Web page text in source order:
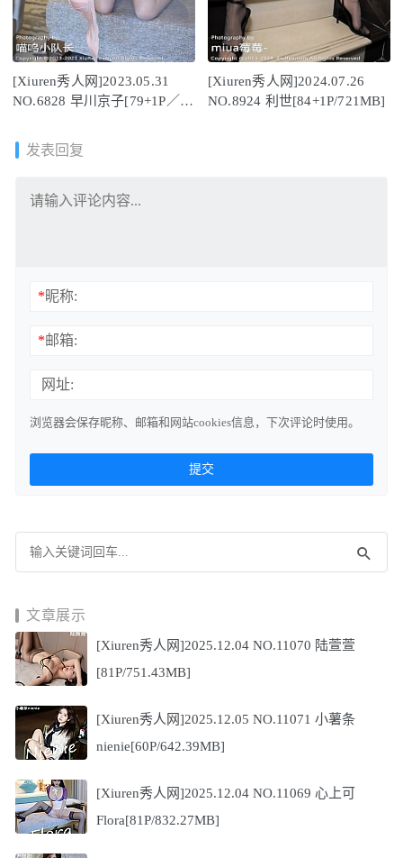
[Xiuren秀人网]2023.05.31
NO.6828 早川京子[79+1P／
[Xiuren秀人网]2024.07.26
NO.8924 利世[84+1P/721MB]
发表回复
*昵称:
*邮箱:
网址:
浏览器会保存昵称、邮箱和网站cookies信息，下次评论时使用。
文章展示
[Xiuren秀人网]2025.12.04 NO.11070 陆萱萱
[81P/751.43MB]
[Xiuren秀人网]2025.12.05 NO.11071 小薯条
nienie[60P/642.39MB]
[Xiuren秀人网]2025.12.04 NO.11069 心上可
Flora[81P/832.27MB]